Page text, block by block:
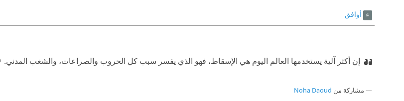
أوافق
إن أكثر آلية يستخدمها العالم اليوم هي الإسقاط، فهو الذي يفسر سبب كل الحروب والصراعات، والشغب المدني.
مشاركة من Noha Daoud